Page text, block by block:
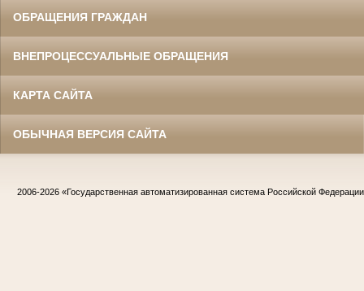
ОБРАЩЕНИЯ ГРАЖДАН
ВНЕПРОЦЕССУАЛЬНЫЕ ОБРАЩЕНИЯ
КАРТА САЙТА
ОБЫЧНАЯ ВЕРСИЯ САЙТА
2006-2026 «Государственная автоматизированная система Российской